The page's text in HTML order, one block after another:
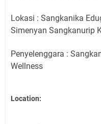
Lokasi : Sangkanika
Simenyan Sangkanurip
Penyelenggara :
Wellness
Location: